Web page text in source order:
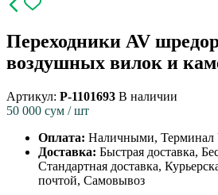
Переходники AV
воздушных вилок и
Артикул: P-1101693 В наличии
50 000 сум / шт
Оплата: Наличными, Терминал
Доставка: Быстрая доставка,
Стандартная доставка,
почтой, Самовывоз